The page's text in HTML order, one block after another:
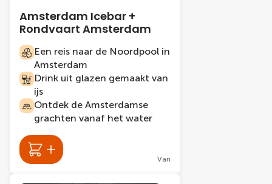
Amsterdam Icebar +
Rondvaart Amsterdam
Een reis naar de Noordpool in
Amsterdam
Drink uit glazen gemaakt van
ijs
Ontdek de Amsterdamse
grachten vanaf het water
Van